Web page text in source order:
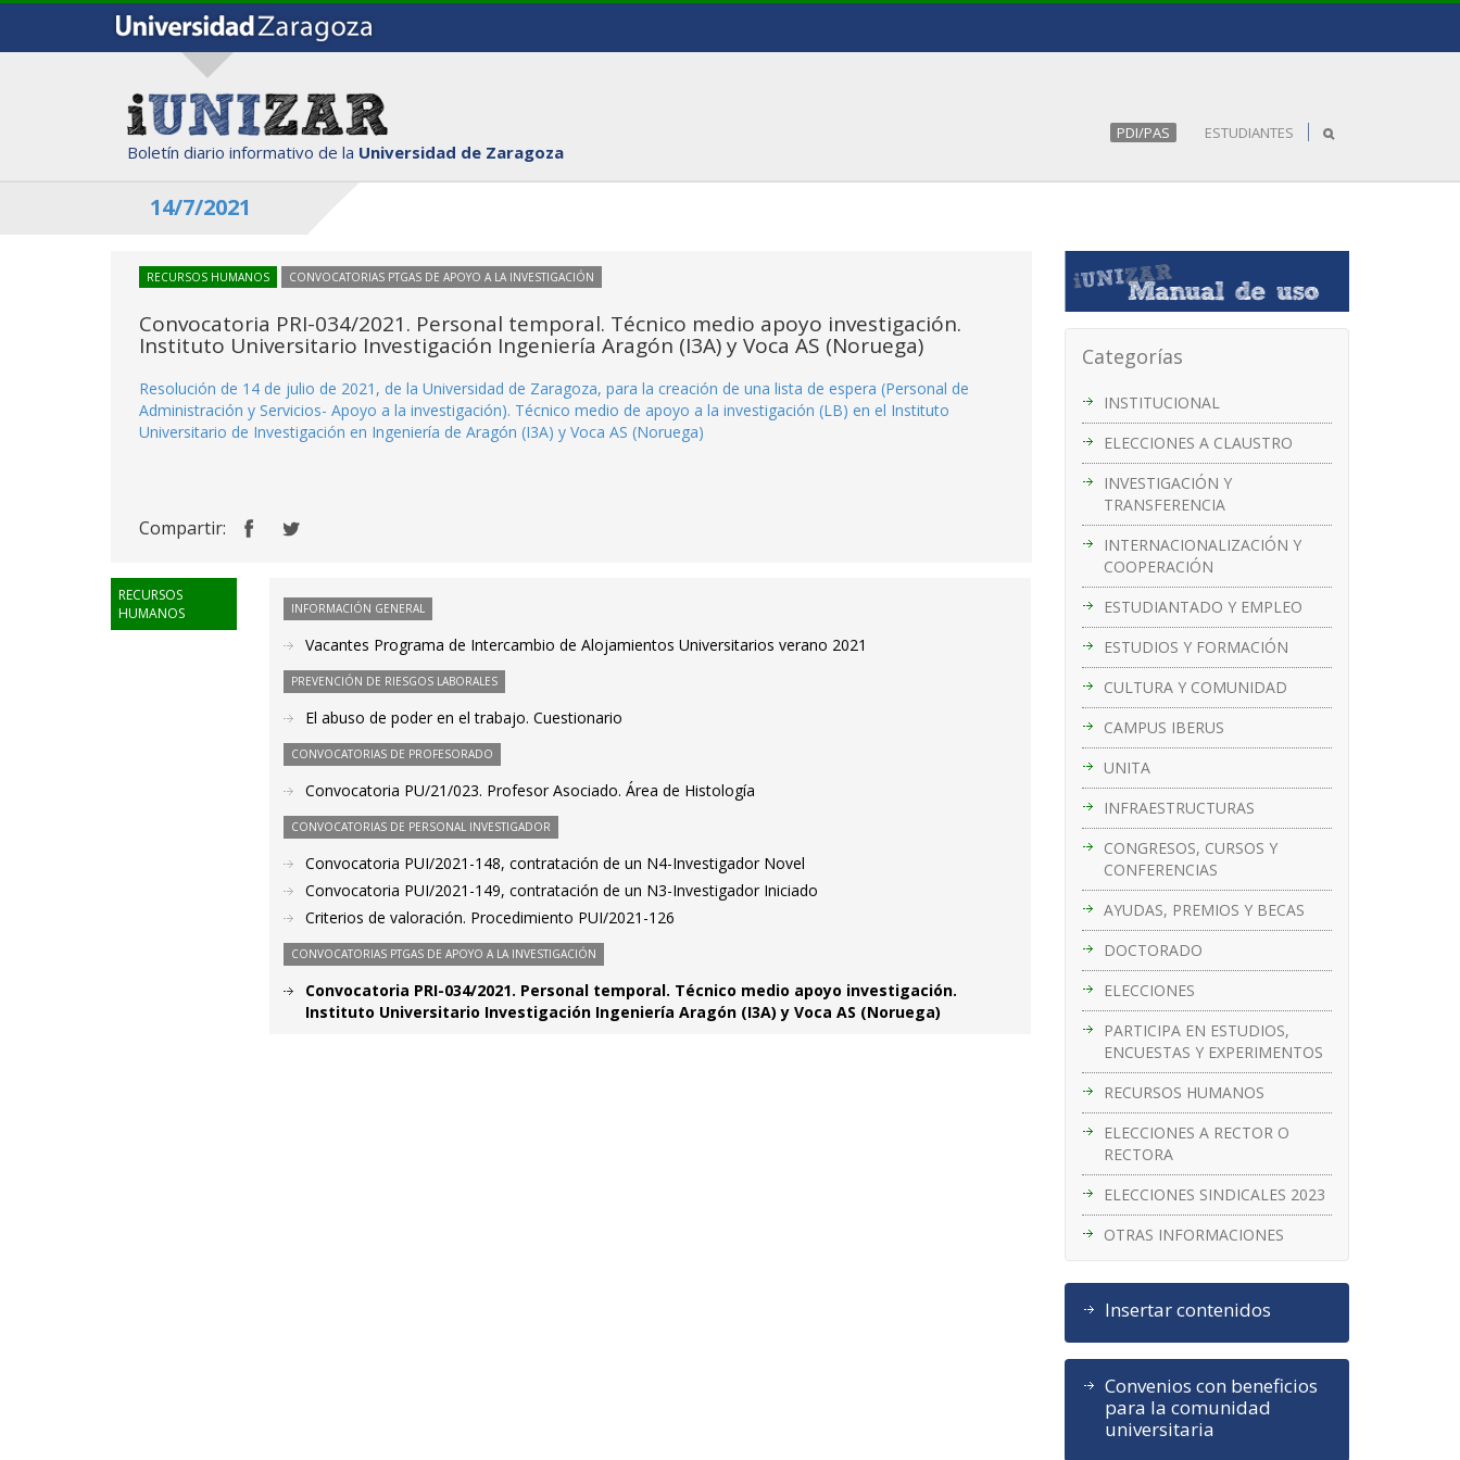
Boletín diario informativo de la Universidad de Zaragoza
PDI/PAS ESTUDIANTES
14/7/2021
Categorías
INSTITUCIONAL
ELECCIONES A CLAUSTRO
INVESTIGACIÓN Y
TRANSFERENCIA
INTERNACIONALIZACIÓN Y
COOPERACIÓN
ESTUDIANTADO Y EMPLEO
ESTUDIOS Y FORMACIÓN
CULTURA Y COMUNIDAD
CAMPUS IBERUS
UNITA
INFRAESTRUCTURAS
CONGRESOS, CURSOS Y
CONFERENCIAS
AYUDAS, PREMIOS Y BECAS
DOCTORADO
ELECCIONES
PARTICIPA EN ESTUDIOS,
ENCUESTAS Y EXPERIMENTOS
RECURSOS HUMANOS
ELECCIONES A RECTOR O
RECTORA
ELECCIONES SINDICALES 2023
OTRAS INFORMACIONES
Insertar contenidos
Convenios con beneficios
para la comunidad
universitaria
RECURSOS HUMANOS CONVOCATORIAS PTGAS DE APOYO A LA INVESTIGACIÓN
Convocatoria PRI-034/2021. Personal temporal. Técnico medio apoyo investigación.
Instituto Universitario Investigación Ingeniería Aragón (I3A) y Voca AS (Noruega)
Resolución de 14 de julio de 2021, de la Universidad de Zaragoza, para la creación de una lista de espera (Personal de
Administración y Servicios- Apoyo a la investigación). Técnico medio de apoyo a la investigación (LB) en el Instituto
Universitario de Investigación en Ingeniería de Aragón (I3A) y Voca AS (Noruega)
Compartir:
RECURSOS
HUMANOS
INFORMACIÓN GENERAL
Vacantes Programa de Intercambio de Alojamientos Universitarios verano 2021
PREVENCIÓN DE RIESGOS LABORALES
El abuso de poder en el trabajo. Cuestionario
CONVOCATORIAS DE PROFESORADO
Convocatoria PU/21/023. Profesor Asociado. Área de Histología
CONVOCATORIAS DE PERSONAL INVESTIGADOR
Convocatoria PUI/2021-148, contratación de un N4-Investigador Novel
Convocatoria PUI/2021-149, contratación de un N3-Investigador Iniciado
Criterios de valoración. Procedimiento PUI/2021-126
CONVOCATORIAS PTGAS DE APOYO A LA INVESTIGACIÓN
Convocatoria PRI-034/2021. Personal temporal. Técnico medio apoyo investigación.
Instituto Universitario Investigación Ingeniería Aragón (I3A) y Voca AS (Noruega)